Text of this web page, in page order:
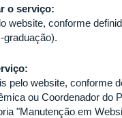
o serviço:
website, conforme
graduação).
pelo website, conforme
ou Coordenador do
"Manutenção em